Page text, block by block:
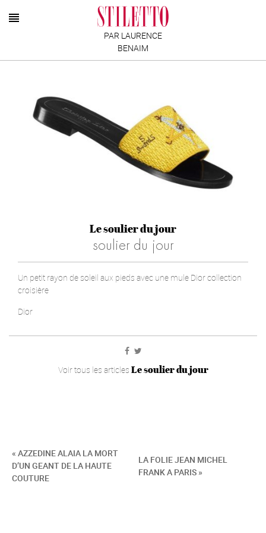
PAR LAURENCE
BENAIM
Le soulier du jour
soulier du jour
Un petit rayon de soleil aux pieds avec une mule Dior collection
croisière
Dior
Voir tous les articles Le soulier du jour
« AZZEDINE ALAIA LA MORT
D’UN GEANT DE LA HAUTE
COUTURE
LA FOLIE JEAN MICHEL
FRANK A PARIS »